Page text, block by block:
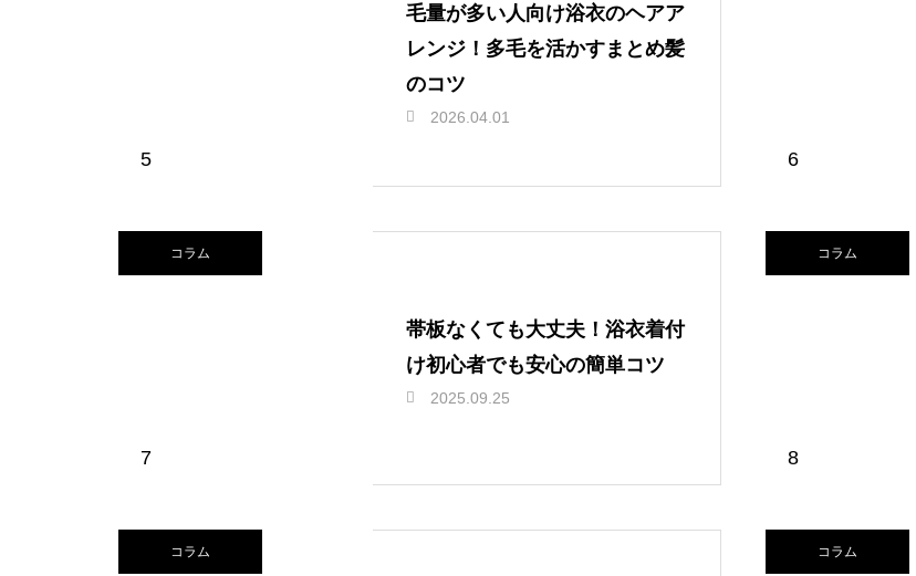
5
毛量が多い人向け浴衣のヘアア
レンジ！多毛を活かすまとめ髪
のコツ
2026.04.01
6
コラム
7
帯板なくても大丈夫！浴衣着付
け初心者でも安心の簡単コツ
2025.09.25
コラム
8
コラム コラム